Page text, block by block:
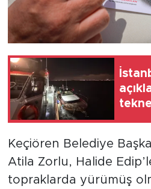
Keçiören Belediye
Atila Zorlu, Halide
topraklarda yürümüş